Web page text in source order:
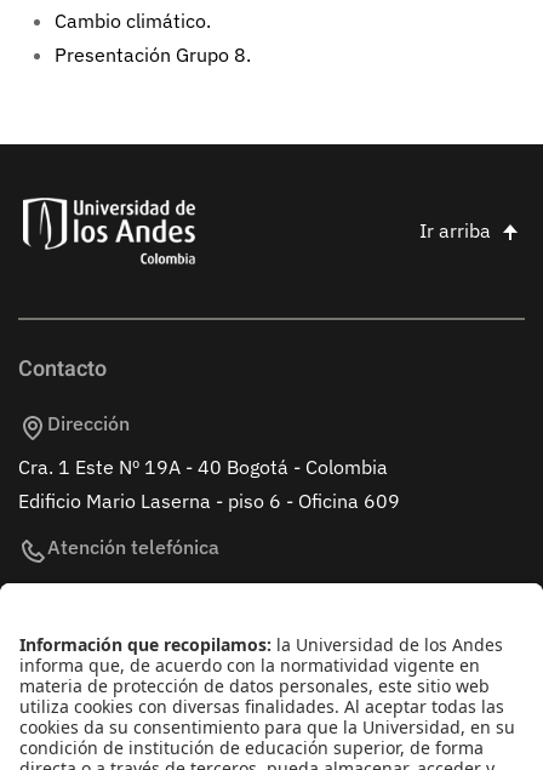
Cambio climático.
Presentación Grupo 8.
Ir arriba
Contacto
Dirección
Cra. 1 Este Nº 19A - 40 Bogotá - Colombia
Edificio Mario Laserna - piso 6 - Oficina 609
Atención telefónica
+(571) 339 49 49 - Ext. 4830
Enlaces de interés
Línea de Transparencia Uniandes